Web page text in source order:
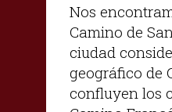
Nos
Camino de
ciudad
geográfico de
confluyen los